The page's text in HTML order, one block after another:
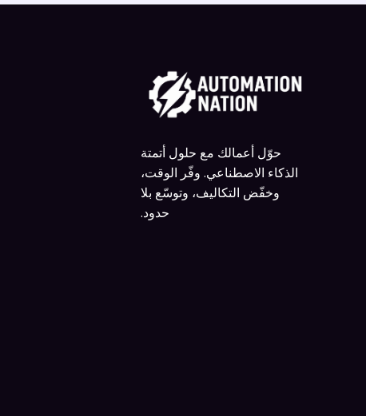
حوّل أعمالك مع حلول أتمتة
الذكاء الاصطناعي. وفّر الوقت،
وخفّض التكاليف، وتوسّع بلا
حدود.